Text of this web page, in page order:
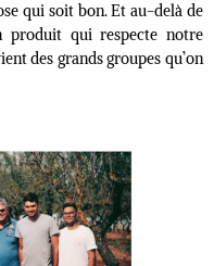
qui soit bon. Et au-delà de
produit qui respecte notre
des grands groupes qu’on